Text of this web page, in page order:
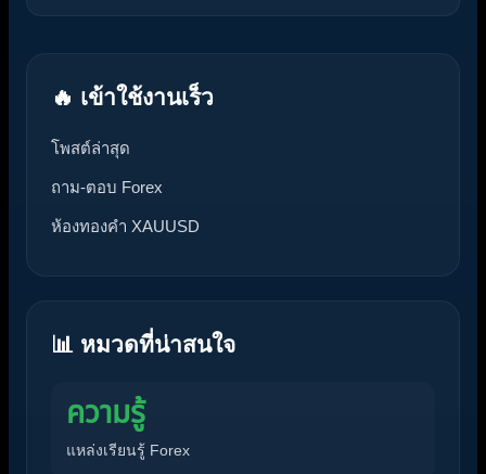
🔥 เข้าใช้งานเร็ว
โพสต์ล่าสุด
ถาม-ตอบ Forex
ห้องทองคำ XAUUSD
📊 หมวดที่น่าสนใจ
ความรู้
แหล่งเรียนรู้ Forex